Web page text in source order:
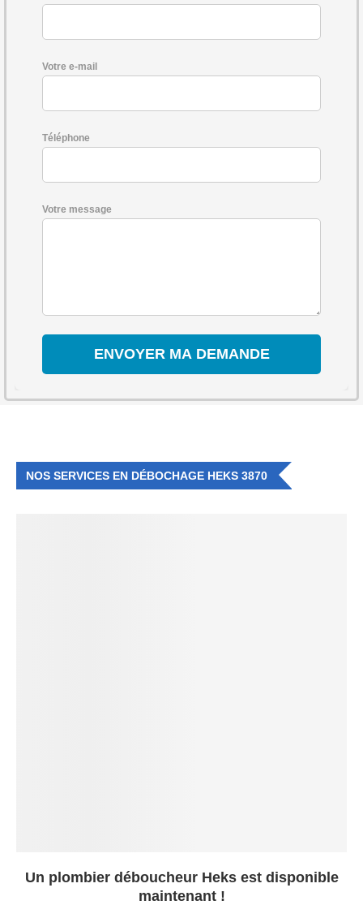
Votre e-mail
Téléphone
Votre message
NOS SERVICES EN DÉBOCHAGE HEKS 3870
Un plombier déboucheur Heks est disponible
maintenant !